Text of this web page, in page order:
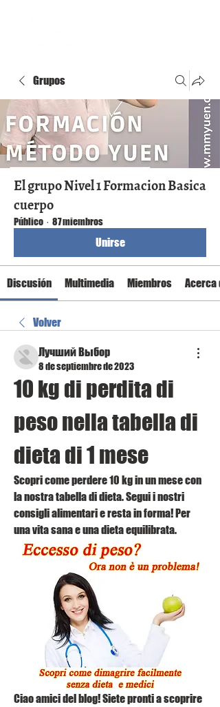
Grupos
El grupo Nivel 1 Formacion Basica
cuerpo
Público · 87 miembros
Unirse
Discusión Multimedia Miembros Acerca
Volver
Лучший Выбор
8 de septiembre de 2023
10 kg di perdita di
peso nella tabella di
dieta di 1 mese
Scopri come perdere 10 kg in un mese con
la nostra tabella di dieta. Segui i nostri
consigli alimentari e resta in forma! Per
una vita sana e una dieta equilibrata.
Ciao amici del blog! Siete pronti a scoprire